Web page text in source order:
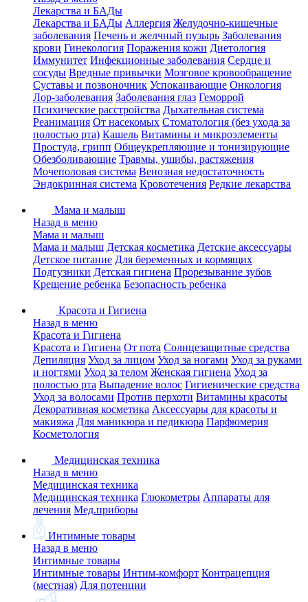
Лекарства и БАДы
Лекарства и БАДы Аллергия Желудочно-кишечные
заболевания Печень и желчный пузырь Заболевания
крови Гинекология Поражения кожи Диетология
Иммунитет Инфекционные заболевания Сердце и
сосуды Вредные привычки Мозговое кровообращение
Суставы и позвоночник Успокаивающие Онкология
Лор-заболевания Заболевания глаз Геморрой
Психические расстройства Дыхательная система
Реанимация От насекомых Стоматология (без ухода за
полостью рта) Кашель Витамины и микроэлементы
Простуда, грипп Общеукрепляющие и тонизирующие
Обезболивающие Травмы, ушибы, растяжения
Мочеполовая система Венозная недостаточность
Эндокринная система Кровотечения Редкие лекарства
Мама и малыш
Назад в меню
Мама и малыш
Мама и малыш Детская косметика Детские аксессуары
Детское питание Для беременных и кормящих
Подгузники Детская гигиена Прорезывание зубов
Крещение ребенка Безопасность ребенка
Красота и Гигиена
Назад в меню
Красота и Гигиена
Красота и Гигиена От пота Солнцезащитные средства
Депиляция Уход за лицом Уход за ногами Уход за руками
и ногтями Уход за телом Женская гигиена Уход за
полостью рта Выпадение волос Гигиенические средства
Уход за волосами Против перхоти Витамины красоты
Декоративная косметика Аксессуары для красоты и
макияжа Для маникюра и педикюра Парфюмерия
Косметология
Медицинская техника
Назад в меню
Медицинская техника
Медицинская техника Глюкометры Аппараты для
лечения Мед.приборы
Интимные товары
Назад в меню
Интимные товары
Интимные товары Интим-комфорт Контрацепция
(местная) Для потенции